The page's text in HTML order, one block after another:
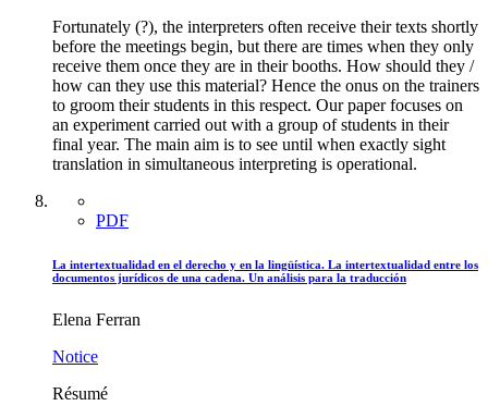
Fortunately (?), the interpreters often receive their texts shortly
before the meetings begin, but there are times when they only
receive them once they are in their booths. How should they /
how can they use this material? Hence the onus on the trainers
to groom their students in this respect. Our paper focuses on
an experiment carried out with a group of students in their
final year. The main aim is to see until when exactly sight
translation in simultaneous interpreting is operational.
PDF
La intertextualidad en el derecho y en la lingüística. La intertextualidad entre los
documentos jurídicos de una cadena. Un análisis para la traducción
Elena Ferran
Notice
Résumé